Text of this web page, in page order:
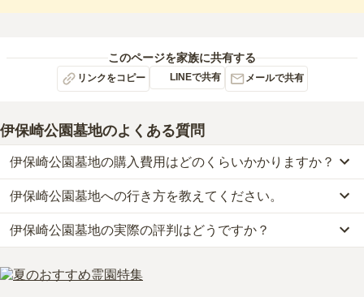
このページを家族に共有する
リンクをコピー LINEで共有 メールで共有
伊保崎公園墓地のよくある質問
伊保崎公園墓地の購入費用はどのくらいかかりますか？
伊保崎公園墓地の現在の販売価格については現在調査中です。
お墓は、価格が高いものがよい、安いものが悪い、という訳ではあ
りません。大切なのは、ご家族が心から納得し、安心してお参りで
きる場所を選ぶことです。
伊保崎公園墓地への行き方を教えてください。
公共交通機関の場合、高砂市バスに乗車、「消防署前バス停」下車
徒歩約4分です。
車の場合、山陽自動車道「山陽姫路東インター」から車で約18分で
す。
伊保崎公園墓地の実際の評判はどうですか？
当サイトに寄せられた総合評価は、2.7点です。
利用者様からは「伊保駅から墓地までショッピングセンターやホー